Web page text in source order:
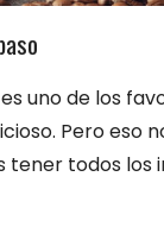
uno de los
Pero eso
tener todos los